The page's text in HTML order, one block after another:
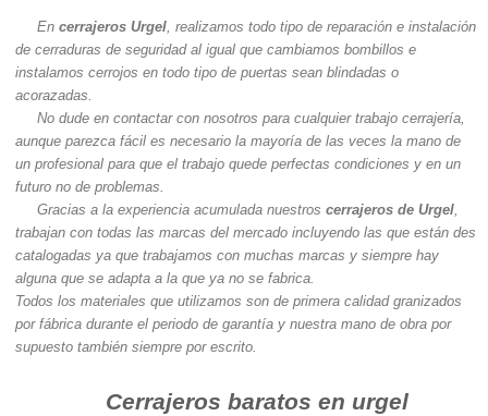
En cerrajeros Urgel , realizamos todo tipo de reparación e instalación
de cerraduras de seguridad al igual que cambiamos bombillos e
instalamos cerrojos en todo tipo de puertas sean blindadas o
acorazadas.
No dude en contactar con nosotros para cualquier trabajo cerrajería,
aunque parezca fácil es necesario la mayoría de las veces la mano de
un profesional para que el trabajo quede perfectas condiciones y en un
futuro no de problemas.
Gracias a la experiencia acumulada nuestros cerrajeros de Urgel
trabajan con todas las marcas del mercado incluyendo las que están des
catalogadas ya que trabajamos con muchas marcas y siempre hay
alguna que se adapta a la que ya no se fabrica.
Todos los materiales que utilizamos son de primera calidad granizados
por fábrica durante el periodo de garantía y nuestra mano de obra por
supuesto también siempre por escrito.
Cerrajeros baratos en urgel